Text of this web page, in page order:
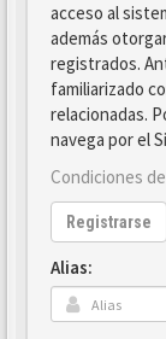
acceso al
además
registrados.
familiarizado
relacionadas.
navega por el
Condiciones
Registrarse
Alias: